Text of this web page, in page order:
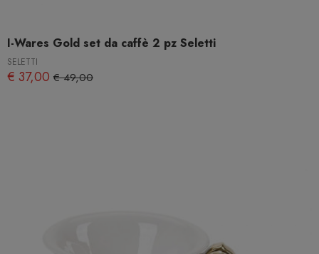
I-Wares Gold set da caffè 2 pz Seletti
SELETTI
€ 37,00 € 49,00